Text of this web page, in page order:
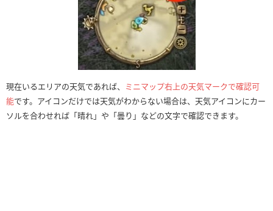
現在いるエリアの天気であれば、
ミニマップ右上の天気マークで確認可
能です。アイコンだけでは天気がわからない場合は、天気アイコンにカー
ソルを合わせれば「晴れ」や「曇り」などの文字で確認できます。